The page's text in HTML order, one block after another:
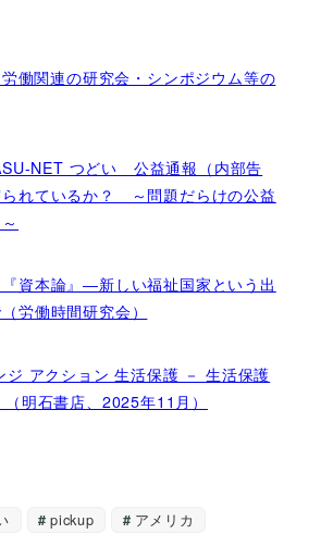
働関連の研究会・シンポジウム等の
NET つどい 公益通報（内部告
れているか？ ～問題だらけの公益
『資本論』―新しい福祉国家という出
労働時間研究会）
ジ アクション 生活保護 － 生活保護
明石書店、2025年11月）
pickup
アメリカ